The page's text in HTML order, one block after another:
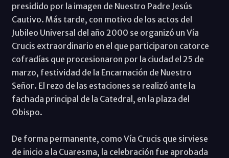
presidido por la imagen de Nuestro Padre Jesús
Cautivo. Más tarde, con motivo de los actos del
Jubileo Universal del año 2000 se organizó un Vía
Crucis extraordinario en el que participaron catorce
cofradías que procesionaron por la ciudad el 25 de
marzo, festividad de la Encarnación de Nuestro
Señor. El rezo de las estaciones se realizó ante la
fachada principal de la Catedral, en la plaza del
Obispo.
De forma permanente, como Vía Crucis que sirviese
de inicio a la Cuaresma, la celebración fue aprobada